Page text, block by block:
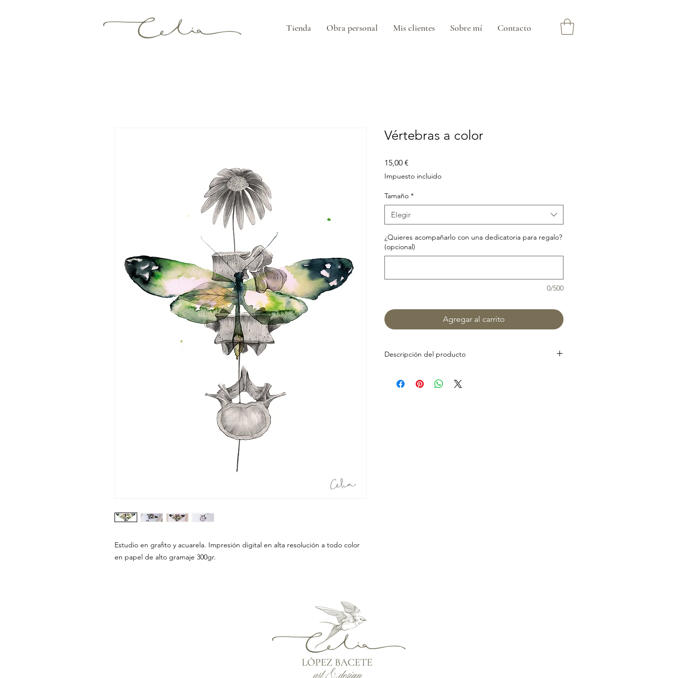
Tienda Obra personal Mis clientes Sobre mí Contacto
Estudio en grafito y acuarela. Impresión digital en alta resolución a todo color
en papel de alto gramaje 300gr.
Vértebras a color
15,00 €
Impuesto incluido
Tamaño *
Elegir
¿Quieres acompañarlo con una dedicatoria para regalo?
(opcional)
0/500
Agregar al carrito
Descripción del producto
Colores intensos perfectamente integrados sobre el